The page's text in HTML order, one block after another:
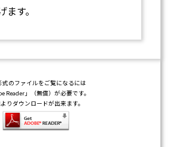
す。
式のファイルをご覧になるには
Reader」（無償）が必要です。
りダウンロードが出来ます。